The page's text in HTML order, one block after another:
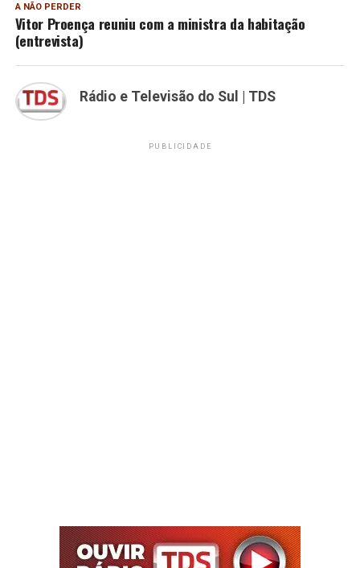
A NÃO PERDER
Vitor Proença reuniu com a ministra da habitação
(entrevista)
Rádio e Televisão do Sul | TDS
PUBLICIDADE